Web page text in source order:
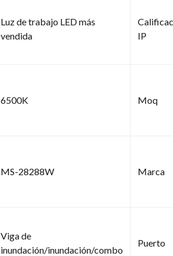
Luz de trabajo LED más
vendida
IP
6500K Moq
MS-28288W Marca
Viga de
inundación/inundación/combo
Puerto